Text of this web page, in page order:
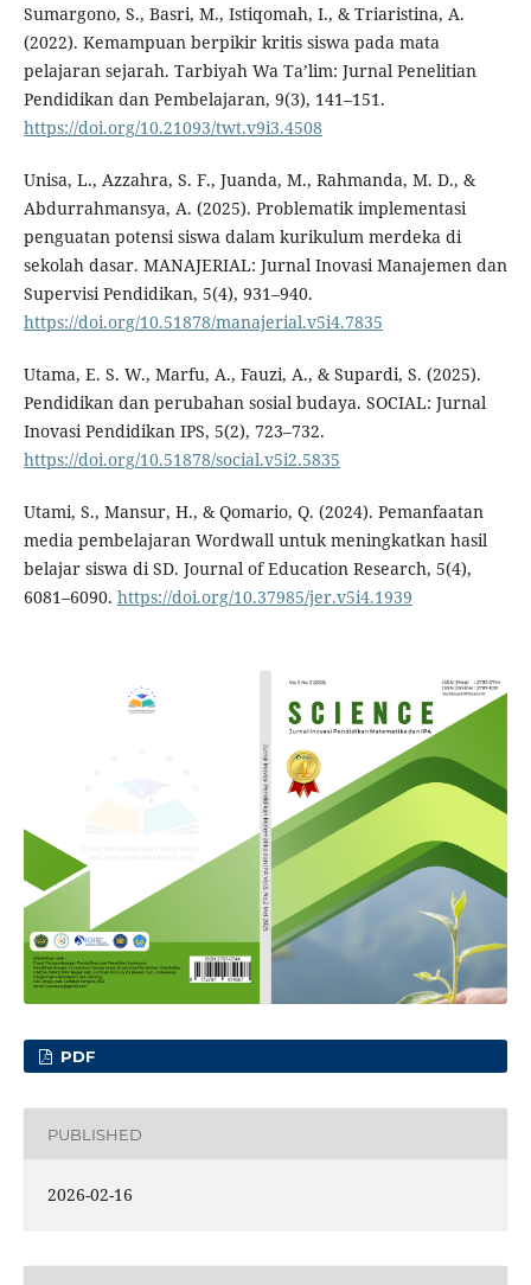
Sumargono, S., Basri, M., Istiqomah, I., & Triaristina, A.
(2022). Kemampuan berpikir kritis siswa pada mata
pelajaran sejarah. Tarbiyah Wa Ta’lim: Jurnal Penelitian
Pendidikan dan Pembelajaran, 9(3), 141–151.
https://doi.org/10.21093/twt.v9i3.4508
Unisa, L., Azzahra, S. F., Juanda, M., Rahmanda, M. D., &
Abdurrahmansya, A. (2025). Problematik implementasi
penguatan potensi siswa dalam kurikulum merdeka di
sekolah dasar. MANAJERIAL: Jurnal Inovasi Manajemen dan
Supervisi Pendidikan, 5(4), 931–940.
https://doi.org/10.51878/manajerial.v5i4.7835
Utama, E. S. W., Marfu, A., Fauzi, A., & Supardi, S. (2025).
Pendidikan dan perubahan sosial budaya. SOCIAL: Jurnal
Inovasi Pendidikan IPS, 5(2), 723–732.
https://doi.org/10.51878/social.v5i2.5835
Utami, S., Mansur, H., & Qomario, Q. (2024). Pemanfaatan
media pembelajaran Wordwall untuk meningkatkan hasil
belajar siswa di SD. Journal of Education Research, 5(4),
6081–6090. https://doi.org/10.37985/jer.v5i4.1939
PDF
PUBLISHED
2026-02-16